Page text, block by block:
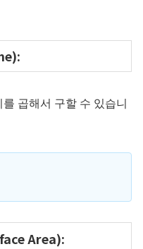
곱해서 구할 수 있습니
Area):